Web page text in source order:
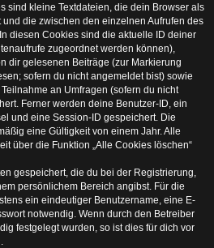
sind kleine Textdateien, die dein Browser als
die zwischen den einzelnen Aufrufen des
diesen Cookies sind die aktuelle ID deiner
zugeordnet werden können),
dir gelesenen Beiträge (zur Markierung
sofern du nicht angemeldet bist) sowie
an Umfragen (sofern du nicht
Ferner werden deine Benutzer-ID, ein
und eine Session-ID gespeichert. Die
eine Gültigkeit von einem Jahr. Alle
über die Funktion „Alle Cookies löschen“
gespeichert, die du bei der Registrierung,
persönlichem Bereich angibst. Für die
ein eindeutiger Benutzername, eine E-
notwendig. Wenn durch den Betreiber
festgelegt wurden, so ist dies für dich vor